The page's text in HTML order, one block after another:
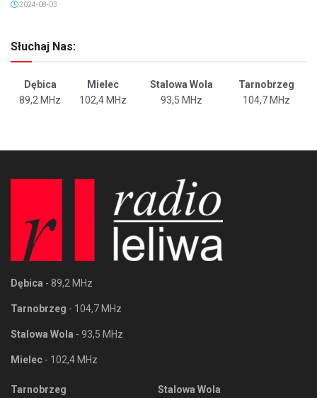
2024-08-03
Słuchaj Nas:
Dębica Mielec Stalowa Wola
Tarnobrzeg
89,2 MHz
102,4 MHz 93,5 MHz 104,7 MHz
Dębica - 89,2 MHz
Tarnobrzeg - 104,7 MHz
Stalowa Wola - 93,5 MHz
Mielec - 102,4 MHz
Tarnobrzeg Stalowa Wola